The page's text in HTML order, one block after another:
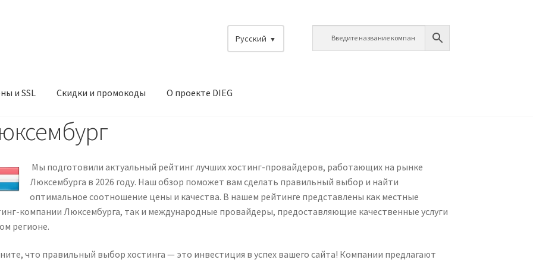
Русский
и SSL Скидки и промокоды О проекте DIEG
Мы подготовили актуальный рейтинг лучших хостинг-провайдеров, работающих на рынке
Люксембурга в 2026 году. Наш обзор поможет вам сделать правильный выбор и найти
оптимальное соотношение цены и качества. В нашем рейтинге представлены как местные
компании Люксембурга, так и международные провайдеры, предоставляющие качественные услуги
регионе.
что правильный выбор хостинга — это инвестиция в успех вашего сайта! Компании предлагают